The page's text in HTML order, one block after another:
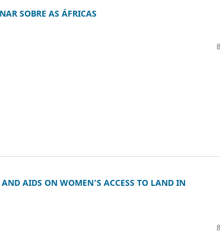
SOBRE AS ÁFRICAS
AIDS ON WOMEN’S ACCESS TO LAND IN